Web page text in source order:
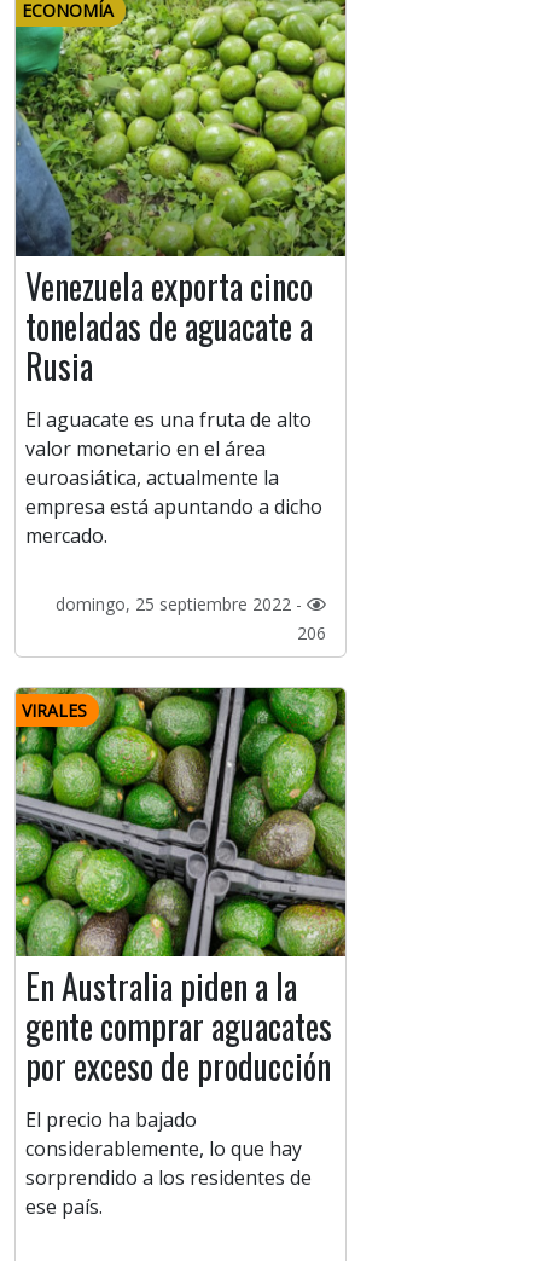
ECONOMÍA
Venezuela exporta cinco
toneladas de aguacate a
Rusia
El aguacate es una fruta de alto
valor monetario en el área
euroasiática, actualmente la
empresa está apuntando a dicho
mercado.
domingo, 25 septiembre 2022 -
206
VIRALES
En Australia piden a la
gente comprar aguacates
por exceso de producción
El precio ha bajado
considerablemente, lo que hay
sorprendido a los residentes de
ese país.